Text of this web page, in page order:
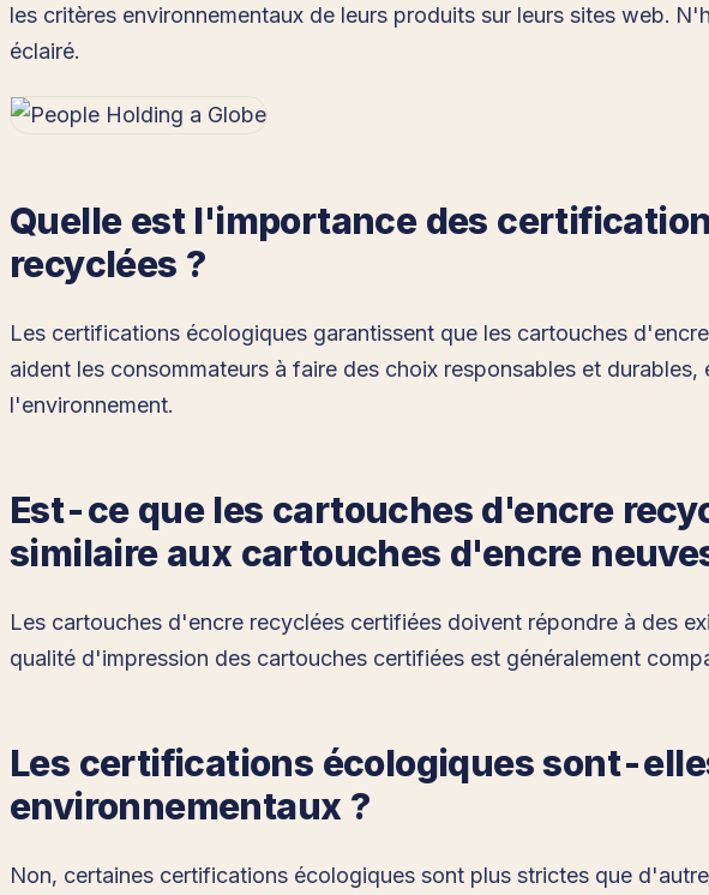
les critères environnementaux de leurs produits sur leurs sites web.
éclairé.
Quelle est l'importance des
recyclées ?
Les certifications écologiques garantissent que les cartouches
aident les consommateurs à faire des choix responsables et
l'environnement.
Est-ce que les cartouches d'encre
similaire aux cartouches d'encre
Les cartouches d'encre recyclées certifiées doivent répondre à des
qualité d'impression des cartouches certifiées est généralement
Les certifications écologiques sont-
environnementaux ?
Non, certaines certifications écologiques sont plus strictes que